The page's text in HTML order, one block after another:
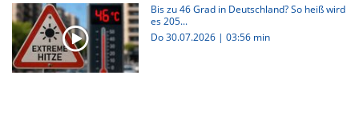
Bis zu 46 Grad in Deutschland? So heiß wird
es 205...
Do 30.07.2026 | 03:56 min